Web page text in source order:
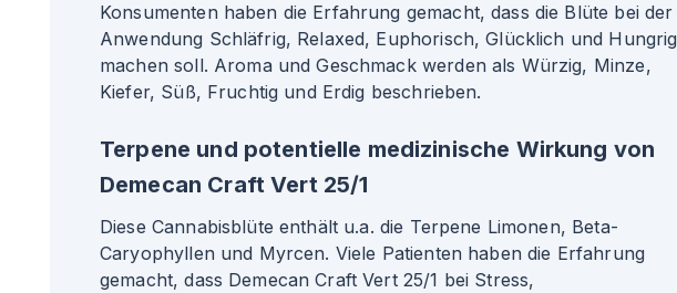
Konsumenten haben die Erfahrung gemacht, dass die Blüte bei der
Anwendung Schläfrig, Relaxed, Euphorisch, Glücklich und Hungrig
machen soll. Aroma und Geschmack werden als Würzig, Minze,
Kiefer, Süß, Fruchtig und Erdig beschrieben.
Terpene und potentielle medizinische Wirkung von
Demecan Craft Vert 25/1
Diese Cannabisblüte enthält u.a. die Terpene Limonen, Beta-
Caryophyllen und Myrcen. Viele Patienten haben die Erfahrung
gemacht, dass Demecan Craft Vert 25/1 bei Stress,